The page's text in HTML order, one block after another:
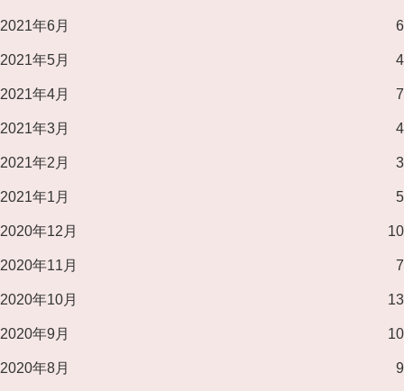
2021年6月 6
2021年5月 4
2021年4月 7
2021年3月 4
2021年2月 3
2021年1月 5
2020年12月 10
2020年11月 7
2020年10月 13
2020年9月 10
2020年8月 9